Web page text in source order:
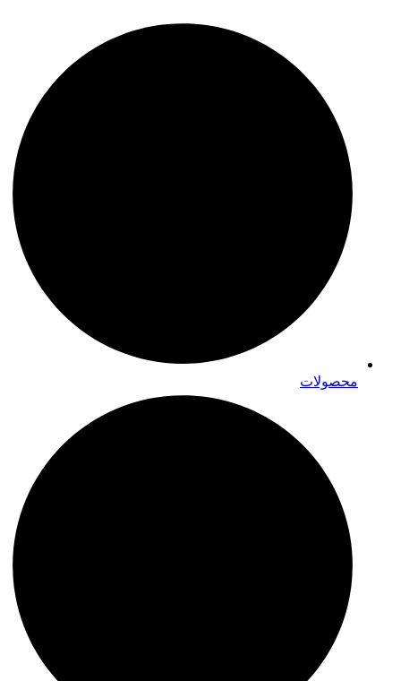
محصولات